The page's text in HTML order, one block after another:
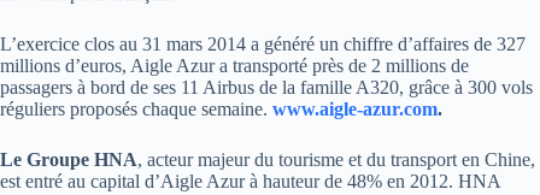
L’exercice clos au 31 mars 2014 a généré un chiffre d’affaires de 327
millions d’euros, Aigle Azur a transporté près de 2 millions de
passagers à bord de ses 11 Airbus de la famille A320, grâce à 300 vols
réguliers proposés chaque semaine. www.aigle-azur.com.
Le Groupe HNA, acteur majeur du tourisme et du transport en Chine,
est entré au capital d’Aigle Azur à hauteur de 48% en 2012. HNA